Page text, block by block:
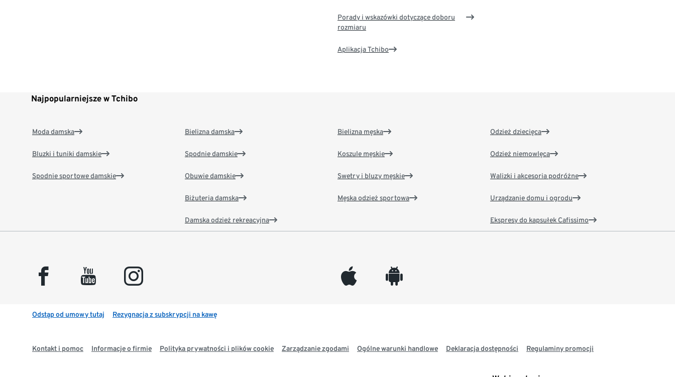
Porady i wskazówki dotyczące doboru
rozmiaru
Aplikacja Tchibo
Najpopularniejsze w Tchibo
Moda damska
Bluzki i tuniki damskie
Spodnie sportowe damskie
Bielizna damska
Spodnie damskie
Obuwie damskie
Biżuteria damska
Damska odzież rekreacyjna
Bielizna męska
Koszule męskie
Swetry i bluzy męskie
Męska odzież sportowa
Odzież dziecięca
Odzież niemowlęca
Walizki i akcesoria podróżne
Urządzanie domu i ogrodu
Ekspresy do kapsułek Cafissimo
facebook youtube instagram appleinc android
Odstąp od umowy tutaj Rezygnacja z subskrypcji na kawę
Kontakt i pomoc Informacje o firmie Polityka prywatności i plików cookie Zarządzanie zgodami Ogólne warunki handlowe Deklaracja dostępności Regulaminy promocji